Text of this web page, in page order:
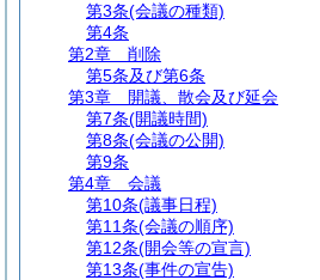
第3条(会議の種類)
第4条
第2章
削除
第5条及び第6条
第3章
開議、散会及び延会
第7条(開議時間)
第8条(会議の公開)
第9条
第4章
会議
第10条(議事日程)
第11条(会議の順序)
第12条(開会等の宣言)
第13条(事件の宣告)